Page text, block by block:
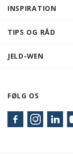
INSPIRATION
TIPS OG RÅD
JELD-WEN
FØLG OS